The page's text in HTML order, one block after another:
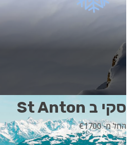
סקי ב St Anton
החל מ- 1700 €